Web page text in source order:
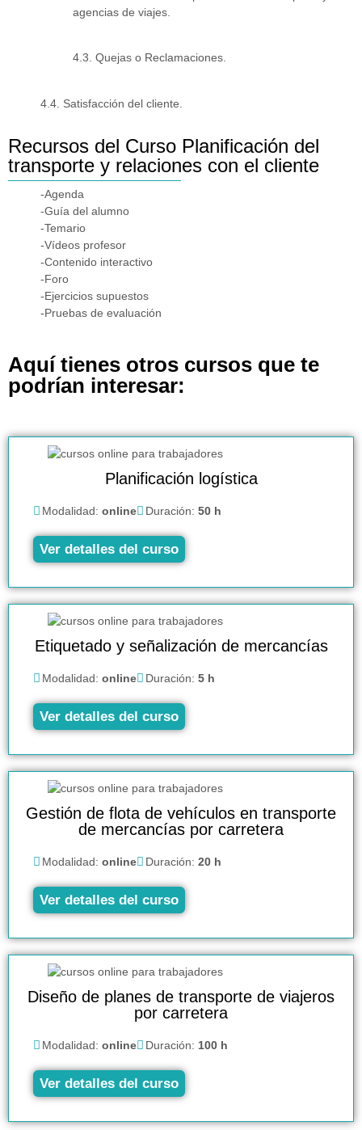
agencias de viajes.
4.3. Quejas o Reclamaciones.
4.4. Satisfacción del cliente.
Recursos del Curso Planificación del
transporte y relaciones con el cliente
-Agenda
-Guía del alumno
-Temario
-Vídeos profesor
-Contenido interactivo
-Foro
-Ejercicios supuestos
-Pruebas de evaluación
Aquí tienes otros cursos que te
podrían interesar:
Planificación logística
Modalidad: online Duración: 50 h
Ver detalles del curso
Etiquetado y señalización de mercancías
Modalidad: online Duración: 5 h
Ver detalles del curso
Gestión de flota de vehículos en transporte
de mercancías por carretera
Modalidad: online Duración: 20 h
Ver detalles del curso
Diseño de planes de transporte de viajeros
por carretera
Modalidad: online Duración: 100 h
Ver detalles del curso